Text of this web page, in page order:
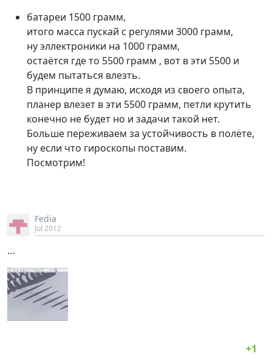
батареи 1500 грамм,
итого масса пускай с регулями 3000 грамм,
ну эллектроники на 1000 грамм,
остаётся где то 5500 грамм , вот в эти 5500 и
будем пытаться влезть.
В принципе я думаю, исходя из своего опыта,
планер влезет в эти 5500 грамм, петли крутить
конечно не будет но и задачи такой нет.
Больше переживаем за устойчивость в полёте,
ну если что гироскопы поставим.
Посмотрим!
Fedia
Jul 2012
…